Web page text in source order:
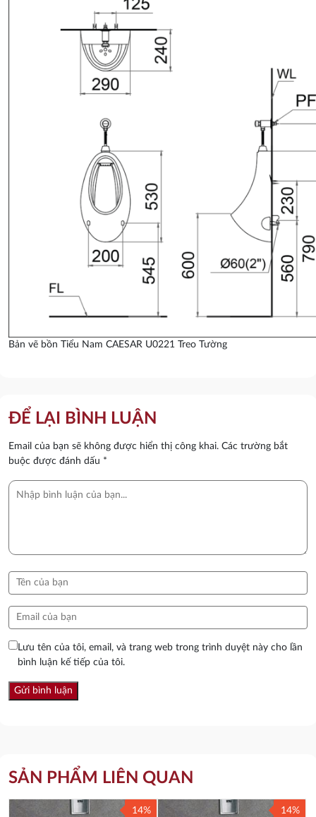
Bản vẽ bồn Tiểu Nam CAESAR U0221 Treo Tường
ĐỂ LẠI BÌNH LUẬN
Email của bạn sẽ không được hiển thị công khai. Các trường bắt
buộc được đánh dấu *
Lưu tên của tôi, email, và trang web trong trình duyệt này cho lần
bình luận kế tiếp của tôi.
SẢN PHẨM LIÊN QUAN
14% 14%